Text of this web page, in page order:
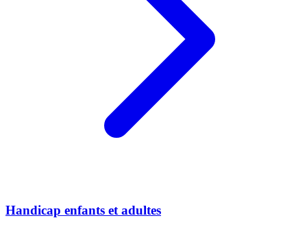
Handicap enfants et adultes